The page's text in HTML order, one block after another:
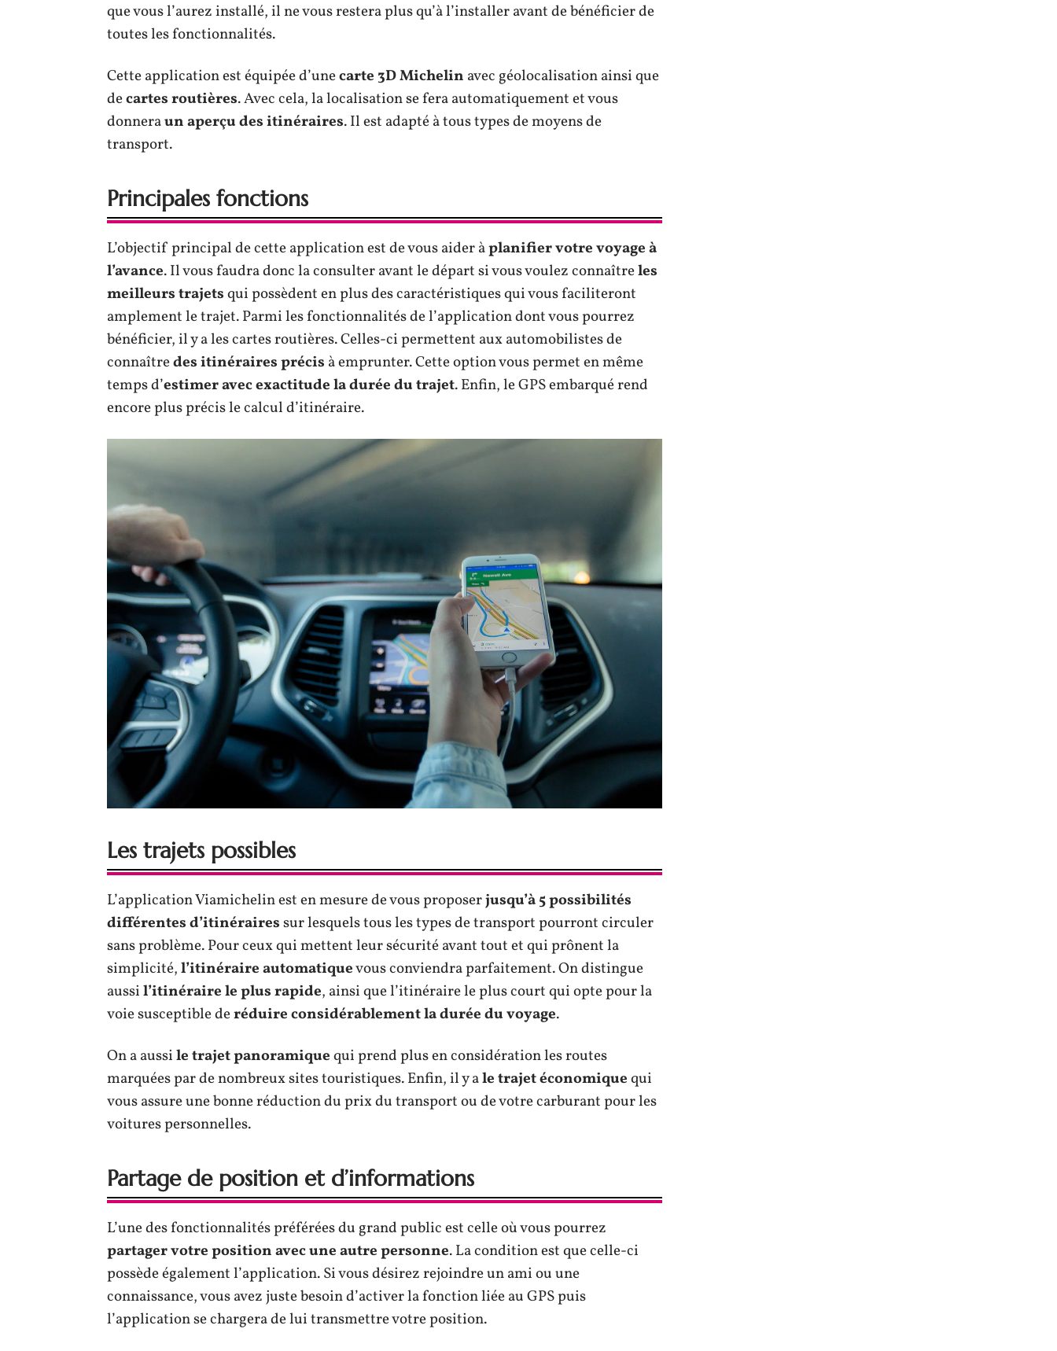
que vous l’aurez installé, il ne vous restera plus qu’à l’installer avant de bénéficier de
toutes les fonctionnalités.
Cette application est équipée d’unecarte 3D Michelin avec géolocalisation ainsi que
decartes routières. Avec cela, la localisation se fera automatiquement et vous
donneraun aperçu des itinéraires. Il est adapté à tous types de moyens de
transport.
Principales fonctions
L’objectif principal de cette application est de vous aider àplanifier votre voyage à
l’avance. Il vous faudra donc la consulter avant le départ si vous voulez connaîtreles
meilleurs trajetsqui possèdent en plus des caractéristiques qui vous faciliteront
amplement le trajet. Parmi les fonctionnalités de l’application dont vous pourrez
bénéficier, il y a les cartes routières. Celles-ci permettent aux automobilistes de
connaîtredes itinéraires précis à emprunter. Cette option vous permet en même
temps d’estimer avec exactitude la durée du trajet. Enfin, le GPS embarqué rend
encore plus précis le calcul d’itinéraire.
Les trajets possibles
L’application Viamichelin est en mesure de vous proposerjusqu’à 5 possibilités
différentes d’itinérairessur lesquels tous les types de transport pourront circuler
sans problème. Pour ceux qui mettent leur sécurité avant tout et qui prônent la
simplicité,l’itinéraire automatiquevous conviendra parfaitement. On distingue
aussil’itinéraire le plus rapide, ainsi que l’itinéraire le plus court qui opte pour la
voie susceptible deréduire considérablement la durée du voyage.
On a aussile trajet panoramiquequi prend plus en considération les routes
marquées par de nombreux sites touristiques. Enfin, il y ale trajet économiquequi
vous assure une bonne réduction du prix du transport ou de votre carburant pour les
voitures personnelles.
Partage de position et d’informations
L’une des fonctionnalités préférées du grand public est celle où vous pourrez
partager votre position avec une autrepersonne. La condition est que celle-ci
possède également l’application. Si vous désirez rejoindre un ami ou une
connaissance, vous avez juste besoin d’activer la fonction liée au GPS puis
l’application se chargera de lui transmettre votre position.